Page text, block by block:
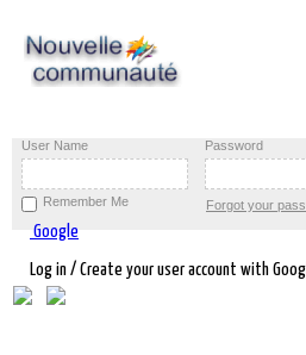
User Name Password
Remember Me Forgot your
Google
Log in / Create your user account with